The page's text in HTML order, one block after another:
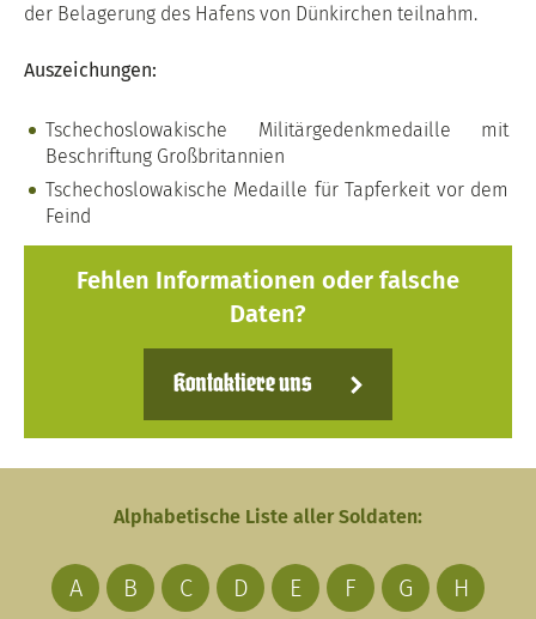
der Belagerung des Hafens von Dünkirchen teilnahm.
Auszeichungen:
Tschechoslowakische Militärgedenkmedaille mit
Beschriftung Großbritannien
Tschechoslowakische Medaille für Tapferkeit vor dem
Feind
Fehlen Informationen oder falsche
Daten?
Kontaktiere uns
Alphabetische Liste aller Soldaten:
A B C D E F G
H